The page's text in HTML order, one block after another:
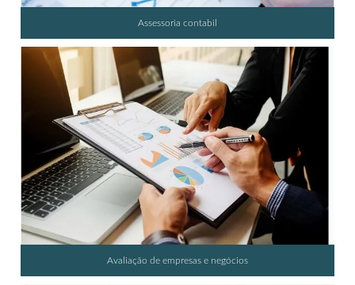
Assessoria contabil
Avaliação de empresas e negócios